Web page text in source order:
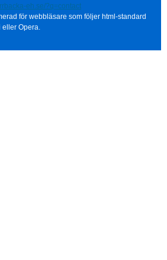
eh.se/?q=contact
för webbläsare som följer html-standard
eller Opera.